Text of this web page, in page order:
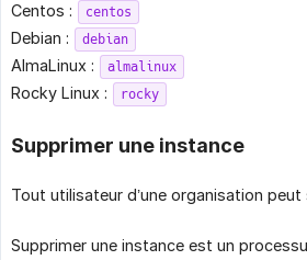
Centos : centos
Debian : debian
AlmaLinux : almalinux
Rocky Linux : rocky
Supprimer une instance
Tout utilisateur d’une organisation
Supprimer une instance est un